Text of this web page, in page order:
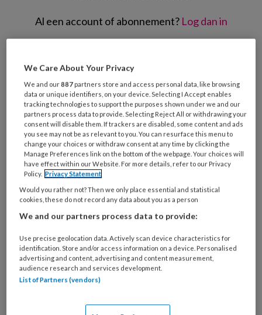
Al een account of abonnement? Log dan in
is
je
e-
mailadres?
* *
Kies
je
wachtwoord* *
Kies
je
functie *
Bij
organisatie
werk
je?
Untitled
Ontvang 2x per week de
KinderopvangTotaal nieuwsbrief
Management Kinderopvang
We Care About Your Privacy
We and our887 partners store and access personal data, like browsing
data or unique identifiers, on your device. Selecting I Accept enables
tracking technologies to support the purposes shown under we and our
partners process data to provide. Selecting Reject All or withdrawing your
consent will disable them. If trackers are disabled, some content and ads
you see may not be as relevant to you. You can resurface this menu to
change your choices or withdraw consent at any time by clicking the
Manage Preferences link on the bottom of the webpage. Your choices will
have effect within our Website. For more details, refer to our Privacy
Policy. Privacy Statement
Would you rather not? Then we only place essential and statistical
cookies, these do not record any data about you as a person
We and our partners process data to provide:
Use precise geolocation data. Actively scan device characteristics for
identification. Store and/or access information on a device. Personalised
advertising and content, advertising and content measurement,
audience research and services development.
List of Partners (vendors)